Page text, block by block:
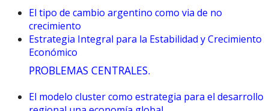
El tipo de cambio argentino como via de no
crecimiento
Estrategia Integral para la Estabilidad y Crecimiento
Económico
PROBLEMAS CENTRALES.
El modelo cluster como estrategia para el desarrollo